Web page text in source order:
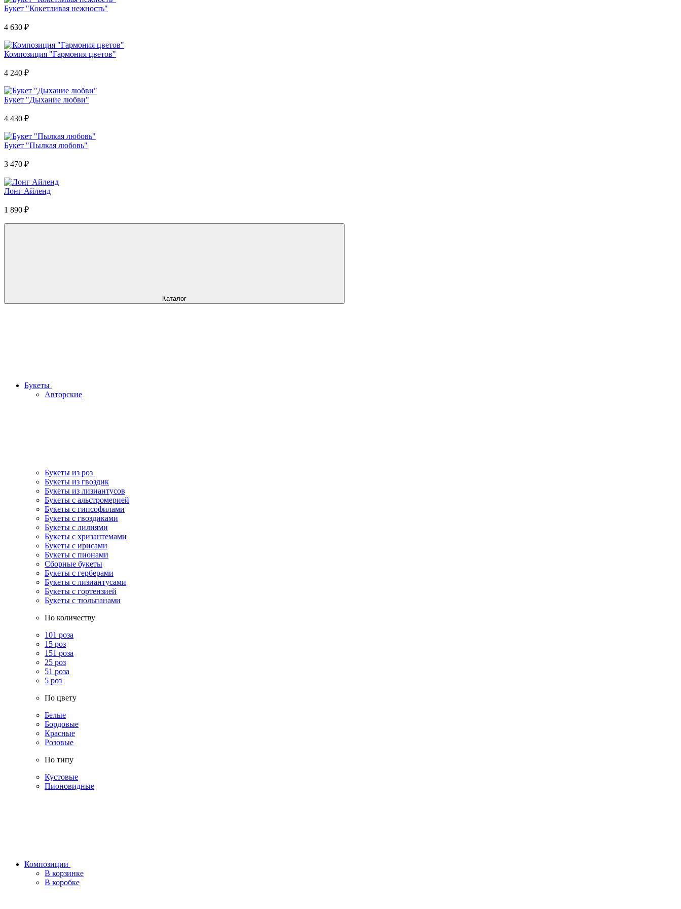
Букет "Кокетливая нежность"
4 630 ₽
Композиция "Гармония цветов"
4 240 ₽
Букет "Дыхание любви"
4 430 ₽
Букет "Пылкая любовь"
3 470 ₽
Лонг Айленд
1 890 ₽
Каталог
Букеты
Авторские
Букеты из роз
Букеты из гвоздик
Букеты из лизиантусов
Букеты с альстромерией
Букеты с гипсофилами
Букеты с гвоздиками
Букеты с лилиями
Букеты с хризантемами
Букеты с ирисами
Букеты с пионами
Сборные букеты
Букеты с герберами
Букеты с лизиантусами
Букеты с гортензией
Букеты с тюльпанами
По количеству
101 роза
15 роз
151 роза
25 роз
51 роза
5 роз
По цвету
Белые
Бордовые
Красные
Розовые
По типу
Кустовые
Пионовидные
Композиции
В корзинке
В коробке